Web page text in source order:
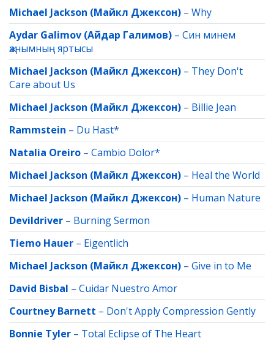
Michael Jackson (Майкл Джексон) – Why
Aydar Galimov (Айдар Галимов) – Син минем
җанымның яртысы
Michael Jackson (Майкл Джексон) – They Don't
Care about Us
Michael Jackson (Майкл Джексон) – Billie Jean
Rammstein – Du Hast*
Natalia Oreiro – Cambio Dolor*
Michael Jackson (Майкл Джексон) – Heal the World
Michael Jackson (Майкл Джексон) – Human Nature
Devildriver – Burning Sermon
Tiemo Hauer – Eigentlich
Michael Jackson (Майкл Джексон) – Give in to Me
David Bisbal – Cuidar Nuestro Amor
Courtney Barnett – Don't Apply Compression Gently
Bonnie Tyler – Total Eclipse of The Heart